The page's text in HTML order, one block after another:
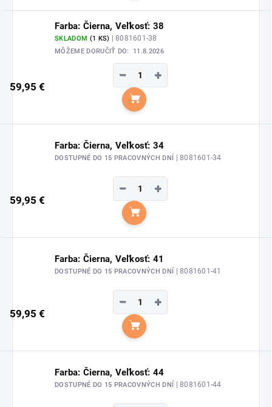
Farba: Čierna, Veľkosť: 38
SKLADOM (1 KS) | 8081601-38
MÔŽEME DORUČIŤ DO: 11.8.2026
59,95 €
+
−
Do košíka
Farba: Čierna, Veľkosť: 34
DOSTUPNÉ DO 15 PRACOVNÝCH DNÍ | 8081601-34
59,95 €
+
−
Do košíka
Farba: Čierna, Veľkosť: 41
DOSTUPNÉ DO 15 PRACOVNÝCH DNÍ | 8081601-41
59,95 €
+
−
Do košíka
Farba: Čierna, Veľkosť: 44
DOSTUPNÉ DO 15 PRACOVNÝCH DNÍ | 8081601-44